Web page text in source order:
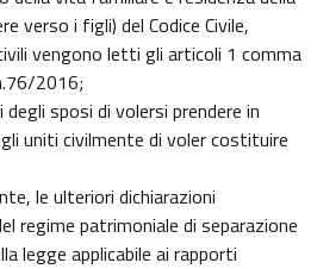
verso i figli) del Codice Civile,
vengono letti gli articoli 1 comma
2016;
sposi di volersi prendere in
uniti civilmente di voler costituire
le ulteriori dichiarazioni
regime patrimoniale di separazione
legge applicabile ai rapporti